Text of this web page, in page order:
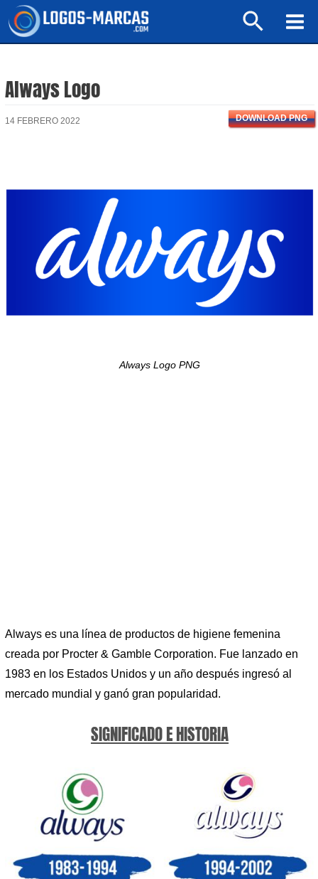
Buscar
Always Logo
14 FEBRERO 2022 DOWNLOAD PNG
Always Logo PNG
Always es una línea de productos de higiene femenina
creada por Procter & Gamble Corporation. Fue lanzado en
1983 en los Estados Unidos y un año después ingresó al
mercado mundial y ganó gran popularidad.
SIGNIFICADO E HISTORIA